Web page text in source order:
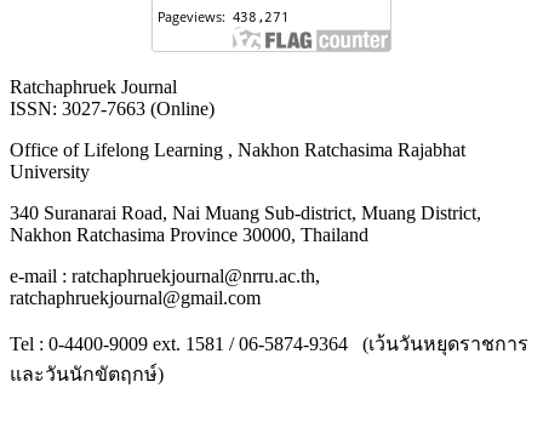
Ratchaphruek Journal
ISSN: 3027-7663 (Online)
Office of Lifelong Learning , Nakhon Ratchasima Rajabhat
University
340 Suranarai Road, Nai Muang Sub-district, Muang District,
Nakhon Ratchasima Province 30000, Thailand
e-mail : ratchaphruekjournal@nrru.ac.th,
ratchaphruekjournal@gmail.com
Tel : 0-4400-9009 ext. 1581 / 06-5874-9364 (เว้นวันหยุดราชการ
และวันนักขัตฤกษ์)